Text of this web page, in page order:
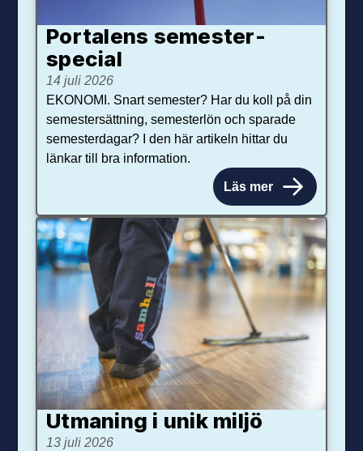
Portalens semester­
special
14 juli 2026
EKONOMI. Snart semester? Har du koll på din
semestersättning, semesterlön och sparade
semesterdagar? I den här artikeln hittar du
länkar till bra information.
Läs mer
Utmaning i unik miljö
13 juli 2026